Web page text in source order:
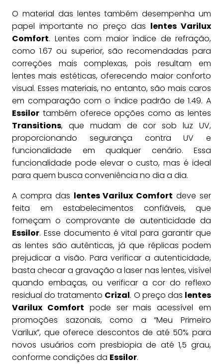
O material das lentes também desempenha um
papel importante no preço das lentes Varilux
Comfort. Lentes com maior índice de refração,
como 1.67 ou superior, são recomendadas para
correções mais complexas, pois resultam em
lentes mais estéticas, oferecendo maior conforto
visual. Esses materiais, no entanto, são mais caros
em comparação com o índice padrão de 1.49. A
Essilor também oferece opções como as lentes
Transitions, que mudam de cor sob luz UV,
proporcionando segurança contra UV e
funcionalidade em qualquer cenário. Essa
funcionalidade pode elevar o custo, mas é ideal
para quem busca conveniência no dia a dia.
A compra das lentes Varilux Comfort deve ser
feita em estabelecimentos confiáveis, que
forneçam o comprovante de autenticidade da
Essilor. Esse documento é vital para garantir que
as lentes são autênticas, já que réplicas podem
prejudicar a visão. Para verificar a autenticidade,
basta checar a gravação a laser nas lentes, visível
quando embaças, ou verificar a cor do reflexo
residual do tratamento Crizal. O preço das lentes
Varilux Comfort pode ser mais acessível em
promoções sazonais, como a “Meu Primeiro
Varilux”, que oferece descontos de até 50% para
novos usuários com presbiopia de até 1,5 grau,
conforme condições da Essilor.